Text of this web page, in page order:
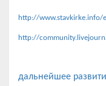
http://www.stavkirke.info/
http://
дальнейшее